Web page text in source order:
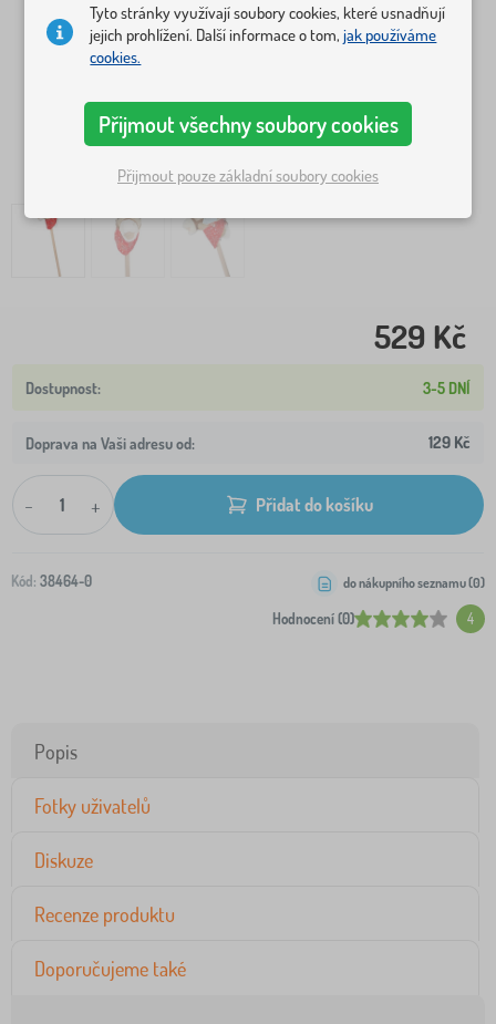
529 Kč
3-5 DNÍ
Doprava na Vaši adresu od: 129 Kč
- + Přidat do košíku
Kód: 38464-0
Hodnocení (0) 4
do nákupního seznamu (0)
Popis
Fotky uživatelů
Diskuze
Recenze produktu
Doporučujeme také
Tyto stránky využívají soubory cookies, které usnadňují
jejich prohlížení. Další informace o tom,jak používáme
cookies.
Přijmout všechny soubory cookies
Přijmout pouze základní soubory cookies